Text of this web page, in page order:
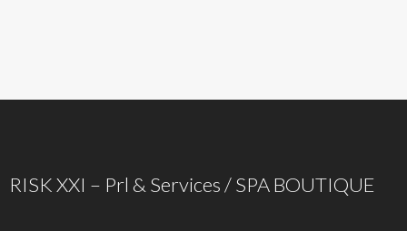
RISK XXI – Prl & Services / SPA BOUTIQUE